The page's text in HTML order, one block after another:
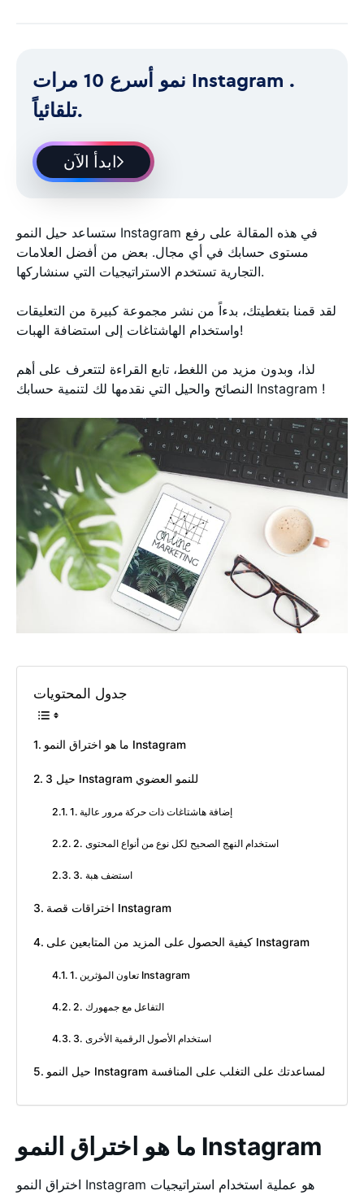
نمو أسرع 10 مرات Instagram .
تلقائياً.
ابدأ الآن
ستساعد حيل النمو Instagram في هذه المقالة على رفع
مستوى حسابك في أي مجال. بعض من أفضل العلامات
التجارية تستخدم الاستراتيجيات التي سنشاركها.
لقد قمنا بتغطيتك، بدءاً من نشر مجموعة كبيرة من التعليقات
واستخدام الهاشتاغات إلى استضافة الهبات!
لذا، وبدون مزيد من اللغط، تابع القراءة لتتعرف على أهم
النصائح والحيل التي نقدمها لك لتنمية حسابك Instagram !
جدول المحتويات
ما هو اختراق النمو Instagram
3 حيل Instagram للنمو العضوي
1. إضافة هاشتاغات ذات حركة مرور عالية
2. استخدام النهج الصحيح لكل نوع من أنواع المحتوى
3. استضف هبة
اختراقات قصة Instagram
كيفية الحصول على المزيد من المتابعين على Instagram
1. تعاون المؤثرين Instagram
2. التفاعل مع جمهورك
3. استخدام الأصول الرقمية الأخرى
حيل النمو Instagram لمساعدتك على التغلب على المنافسة
ما هو اختراق النمو Instagram
اختراق النمو Instagram هو عملية استخدام استراتيجيات